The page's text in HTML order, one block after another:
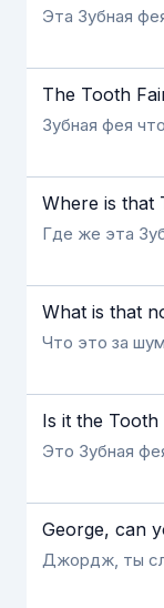
Эта Зубная
The Tooth
Зубная фея
Where is that
Где же эта
What is that
Что это за
Is it the Tooth
Это Зубная
George, can
Джордж, ты